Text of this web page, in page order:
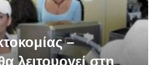
–
λειτουργεί στη